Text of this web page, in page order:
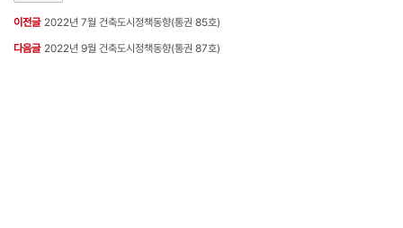
이전글 2022년 7월 건축도시정책동향(통권 85호)
다음글 2022년 9월 건축도시정책동향(통권 87호)